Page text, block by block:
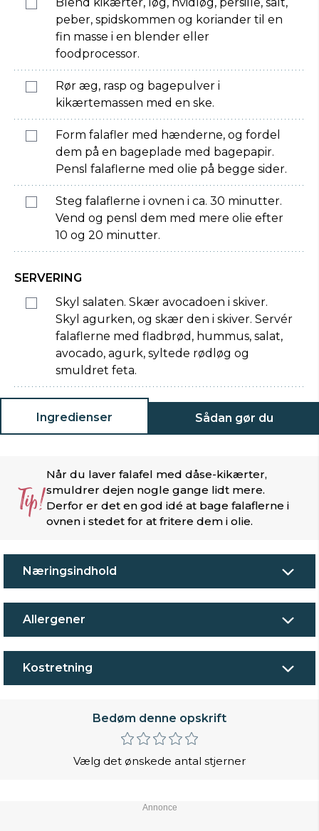
peber, spidskommen og koriander til en
fin masse i en blender eller
foodprocessor.
Rør æg, rasp og bagepulver i
kikærtemassen med en ske.
Form falafler med hænderne, og fordel
dem på en bageplade med bagepapir.
Pensl falaflerne med olie på begge sider.
Steg falaflerne i ovnen i ca. 30 minutter.
Vend og pensl dem med mere olie efter
10 og 20 minutter.
SERVERING
Skyl salaten. Skær avocadoen i skiver.
Skyl agurken, og skær den i skiver. Servér
falaflerne med fladbrød, hummus, salat,
avocado, agurk, syltede rødløg og
smuldret feta.
Ingredienser Sådan gør du
Tip!
Når du laver falafel med dåse-kikærter,
smuldrer dejen nogle gange lidt mere.
Derfor er det en god idé at bage falaflerne i
ovnen i stedet for at fritere dem i olie.
Næringsindhold
Allergener
Kostretning
Bedøm denne opskrift
Vælg det ønskede antal stjerner